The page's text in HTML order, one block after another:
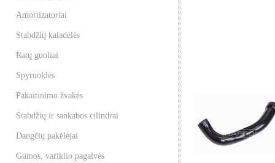
Amortizatoriai
Stabdžių kaladėlės
Ratų guoliai
Spyruoklės
Pakaitinimo žvakės
Stabdžių ir sankabos cilindrai
Dangčių pakėlėjai
Gumos, variklio pagalvės